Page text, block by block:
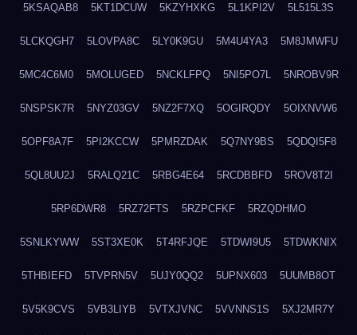
5KSAQAB8 5KT1DCUW 5KZYHXKG 5L1KPI2V 5L515L3S
5LCKQGH7 5LOVPA8C 5LY0K9GU 5M4U4YA3 5M8JMWFU
5MC4C6M0 5MOLUGED 5NCKLFPQ 5NI5PO7L 5NROBV9R
5NSPSK7R 5NYZ03GV 5NZ2F7XQ 5OGIRQDY 5OIXNVW6
5OPF8A7F 5PI2KCCW 5PMRZDAK 5Q7NY9BS 5QDQI5F8
5QL8UU2J 5RALQ21C 5RBG4E64 5RCDBBFD 5ROV8T2I
5RP6DWR8 5RZ72FTS 5RZPCFKF 5RZQDHMO
5SNLKYWW 5ST3XE0K 5T4RFJQE 5TDWI9U5 5TDWKNIX
5THBIEFD 5TVPRN5V 5UJY0QQ2 5UPNX603 5UUMB8OT
5V5K9CVS 5VB3LIYB 5VTXJVNC 5VVNNS1S 5XJ2MR7Y